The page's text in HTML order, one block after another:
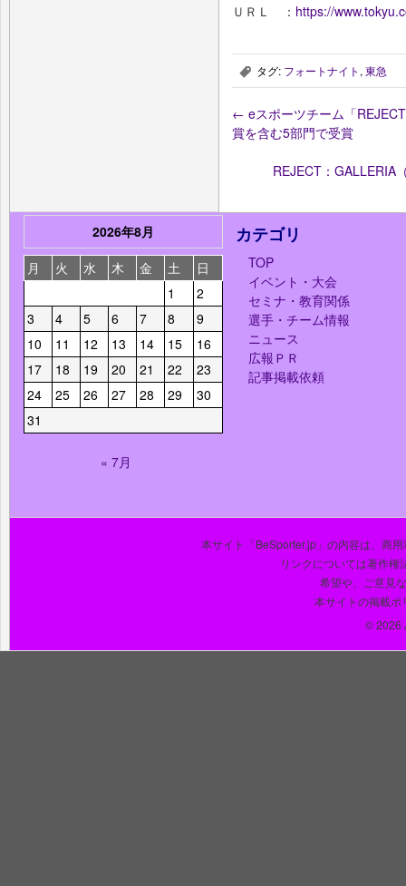
ＵＲＬ ： https://
, タグ: フォートナイト , 東急
← eスポーツチーム「
賞を含む5部門で受賞
REJECT：GALLERIA
2026年8月
月
火 水 木 金 土
日
1
2
3
4 5 6 7 8
9
10
11 12 13 14 15
16
17
18 19 20 21 22
23
24
25 26 27 28 29
30
31
« 7月
カテゴリ
TOP
イベント・大会
セミナ・教育関係
選手・チーム情報
ニュース
広報ＰＲ
記事掲載依頼
本サイト「BeSporter.jp」の内容は、商
リンクについては著作権
希望や、ご意見
本サイトの掲載ポ
© 2026